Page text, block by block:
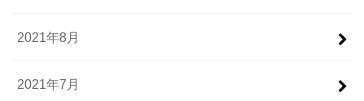
2021年8月
2021年7月